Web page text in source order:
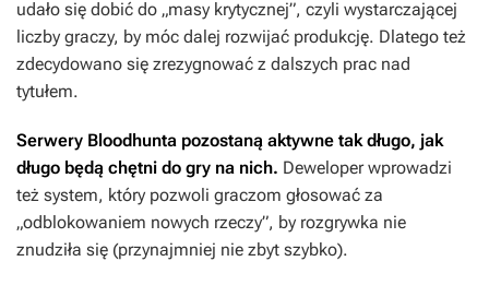
udało się dobić do „masy krytycznej”, czyli wystarczającej
liczby graczy, by móc dalej rozwijać produkcję. Dlatego też
zdecydowano się zrezygnować z dalszych prac nad
tytułem.
Serwery Bloodhunta pozostaną aktywne tak długo, jak
długo będą chętni do gry na nich. Deweloper wprowadzi
też system, który pozwoli graczom głosować za
„odblokowaniem nowych rzeczy”, by rozgrywka nie
znudziła się (przynajmniej nie zbyt szybko).